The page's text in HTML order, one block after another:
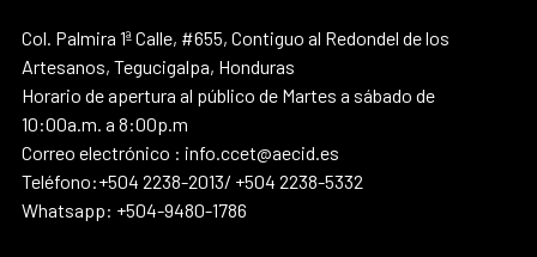
Col. Palmira 1ª Calle, #655, Contiguo al Redondel de los
Artesanos, Tegucigalpa, Honduras
Horario de apertura al público de Martes a sábado de
10:00a.m. a 8:00p.m
Correo electrónico : info.ccet@aecid.es
Teléfono:+504 2238-2013/ +504 2238-5332
Whatsapp: +504-9480-1786